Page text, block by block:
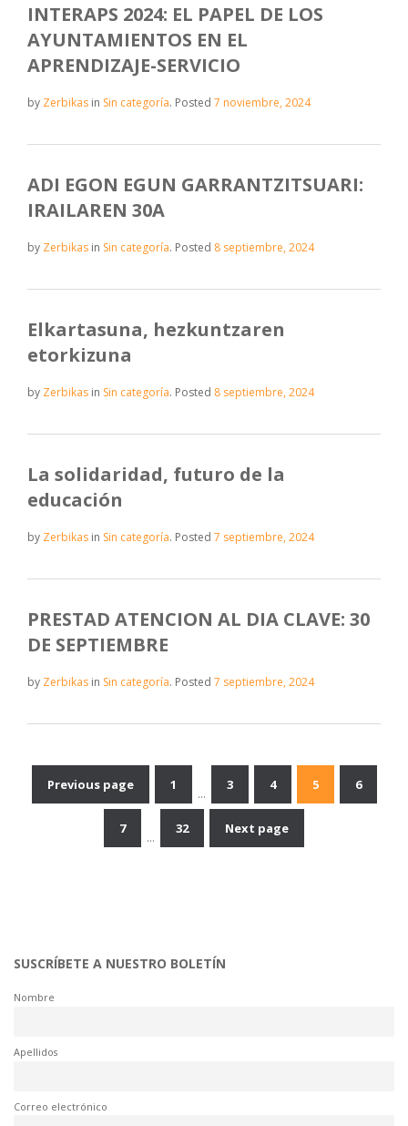
INTERAPS 2024: EL PAPEL DE LOS
AYUNTAMIENTOS EN EL
APRENDIZAJE-SERVICIO
by Zerbikas in Sin categoría. Posted 7 noviembre, 2024
ADI EGON EGUN GARRANTZITSUARI:
IRAILAREN 30A
by Zerbikas in Sin categoría. Posted 8 septiembre, 2024
Elkartasuna, hezkuntzaren
etorkizuna
by Zerbikas in Sin categoría. Posted 8 septiembre, 2024
La solidaridad, futuro de la
educación
by Zerbikas in Sin categoría. Posted 7 septiembre, 2024
PRESTAD ATENCION AL DIA CLAVE: 30
DE SEPTIEMBRE
by Zerbikas in Sin categoría. Posted 7 septiembre, 2024
Navegación
Previous page 1
…
3 4 5 6
7
…
32 Next page
SUSCRÍBETE A NUESTRO BOLETÍN
Nombre
Apellidos
Correo electrónico